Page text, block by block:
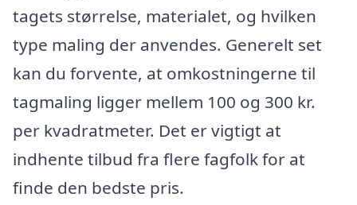
tagets størrelse, materialet, og hvilken
type maling der anvendes. Generelt set
kan du forvente, at omkostningerne til
tagmaling ligger mellem 100 og 300 kr.
per kvadratmeter. Det er vigtigt at
indhente tilbud fra flere fagfolk for at
finde den bedste pris.